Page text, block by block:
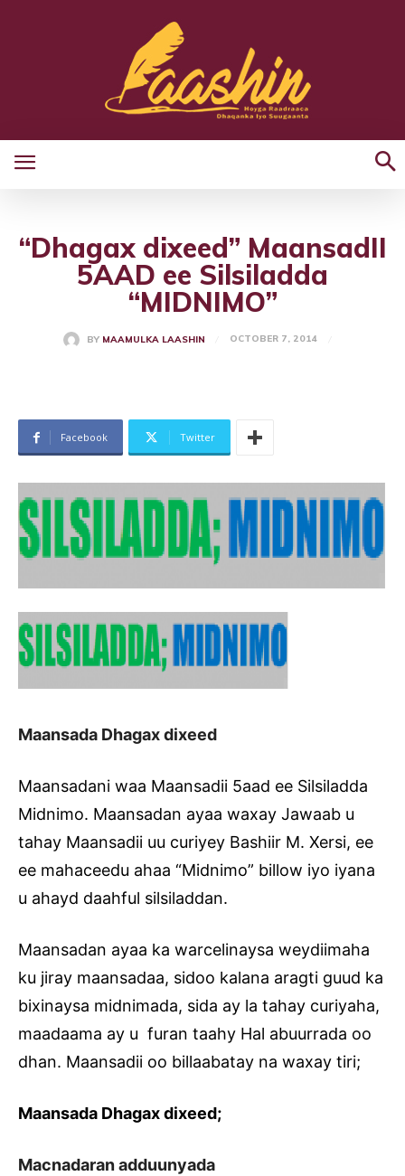
“Dhagax dixeed” MaansadII
5AAD ee Silsiladda
“MIDNIMO”
BY MAAMULKA LAASHIN OCTOBER 7, 2014
Facebook Twitter
Maansada Dhagax dixeed
Maansadani waa Maansadii 5aad ee Silsiladda
Midnimo. Maansadan ayaa waxay Jawaab u
tahay Maansadii uu curiyey Bashiir M. Xersi, ee
ee mahaceedu ahaa “Midnimo” billow iyo iyana
u ahayd daahful silsiladdan.
Maansadan ayaa ka warcelinaysa weydiimaha
ku jiray maansadaa, sidoo kalana aragti guud ka
bixinaysa midnimada, sida ay la tahay curiyaha,
maadaama ay u furan taahy Hal abuurrada oo
dhan. Maansadii oo billaabatay na waxay tiri;
Maansada Dhagax dixeed;
Macnadaran adduunyada